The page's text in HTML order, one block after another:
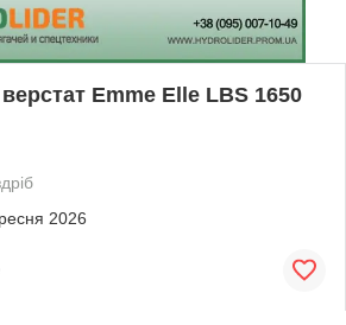
Emme Elle LBS 1650
2026